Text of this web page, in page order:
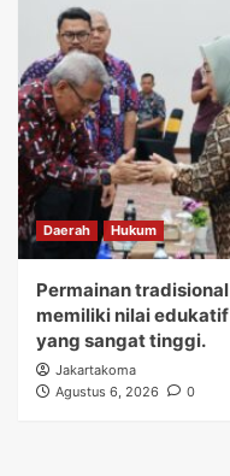
Daerah Hukum
Permainan tradisional
memiliki nilai edukatif
yang sangat tinggi.
Jakartakoma
Agustus 6, 2026
0